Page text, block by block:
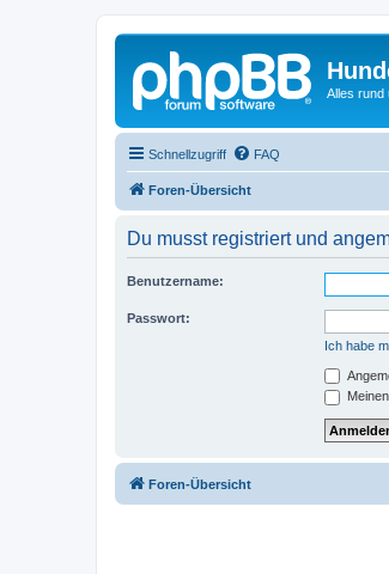
Alles rund
Schnellzugriff FAQ
Foren-Übersicht
Du musst registriert und
Benutzername:
Passwort:
Ich habe
Foren-Übersicht